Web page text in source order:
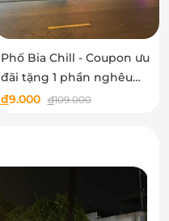
Phố Bia Chill - Coupon ưu
đãi tặng 1 phần nghêu
hấp thái cho hóa đơn
đ9.000 đ109.000